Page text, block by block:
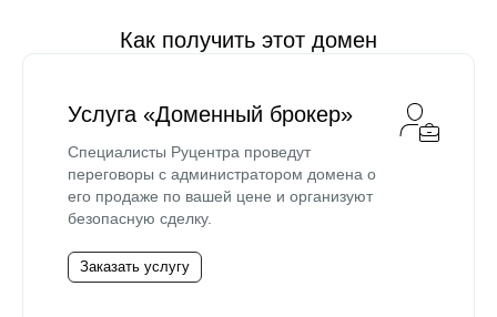
Как получить этот домен
Услуга «Доменный брокер»
Специалисты Руцентра проведут
переговоры с администратором домена о
его продаже по вашей цене и организуют
безопасную сделку.
Заказать услугу